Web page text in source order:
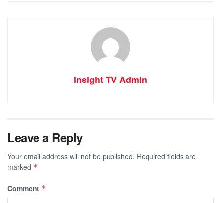
Insight TV Admin
Leave a Reply
Your email address will not be published. Required fields are
marked *
Comment *